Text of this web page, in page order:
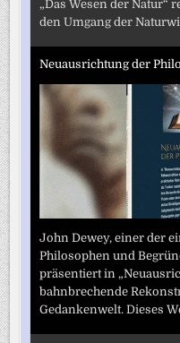
„Das Wesen der Natur“
den Umgang der
Neuausrichtung der
John Dewey, einer der
Philosophen und
präsentiert in
bahnbrechende
Gedankenwelt. Dieses